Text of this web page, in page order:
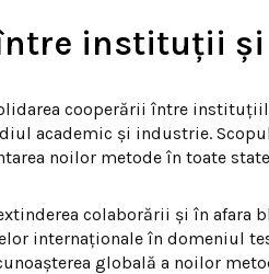
instituții
cooperării între
academic și industrie.
noilor metode în toate
colaborării și în afara
internaționale în domeniul
globală a noilor